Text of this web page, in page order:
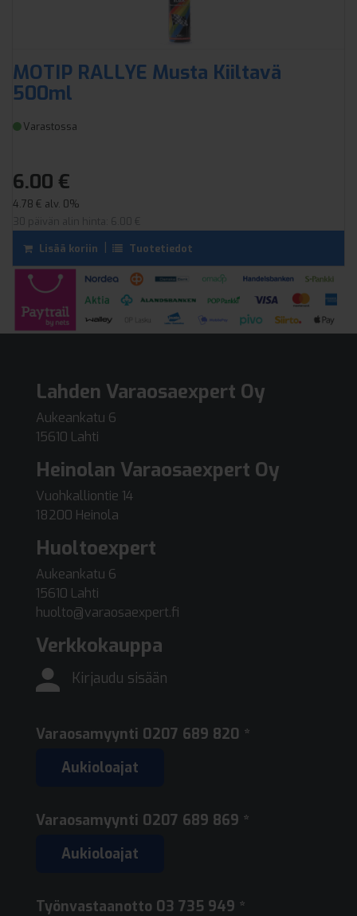
MOTIP RALLYE Musta Kiiltavä
500ml
Varastossa
6.00 €
4.78 € alv. 0%
30 päivän alin hinta: 6.00 €
Lisää koriin Tuotetiedot
Lahden Varaosaexpert Oy
Aukeankatu 6
15610 Lahti
Heinolan Varaosaexpert Oy
Vuohkalliontie 14
18200 Heinola
Huoltoexpert
Aukeankatu 6
15610 Lahti
huolto@varaosaexpert.fi
Verkkokauppa
Kirjaudu sisään
Varaosamyynti 0207 689 820 *
Aukioloajat
Varaosamyynti 0207 689 869 *
Aukioloajat
Työnvastaanotto 03 735 949 *